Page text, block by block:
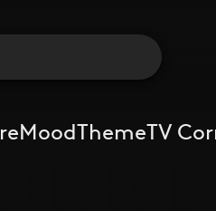
MoodThemeTV